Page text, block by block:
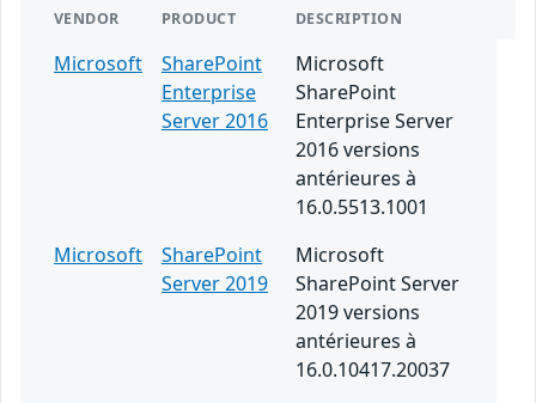
VENDOR PRODUCT DESCRIPTION
Microsoft
SharePoint
Enterprise
Server 2016
Microsoft
SharePoint
Enterprise Server
2016 versions
antérieures à
16.0.5513.1001
Microsoft
SharePoint
Server 2019
Microsoft
SharePoint Server
2019 versions
antérieures à
16.0.10417.20037